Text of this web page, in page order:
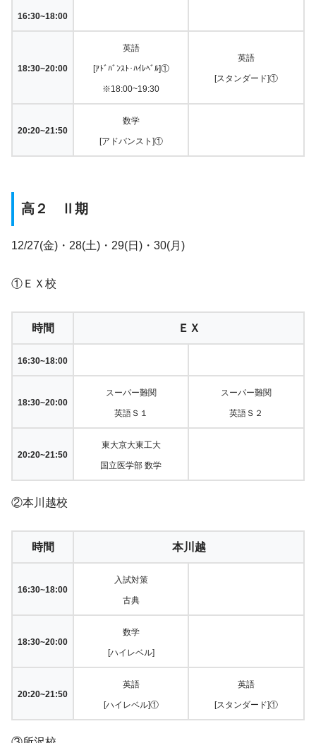
16:30~18:00
18:30~20:00
英語
[ｱﾄﾞﾊﾞﾝｽﾄ･ﾊｲﾚﾍﾞﾙ]①
※18:00~19:30
英語
[スタンダード]①
20:20~21:50
数学
[アドバンスト]①
高２ Ⅱ期
12/27(金)・28(土)・29(日)・30(月)
①ＥＸ校
時間 ＥＸ
16:30~18:00
18:30~20:00
スーパー難関
英語Ｓ１
スーパー難関
英語Ｓ２
20:20~21:50
東大京大東工大
国立医学部 数学
②本川越校
時間 本川越
16:30~18:00
入試対策
古典
18:30~20:00
数学
[ハイレベル]
20:20~21:50
英語
[ハイレベル]①
英語
[スタンダード]①